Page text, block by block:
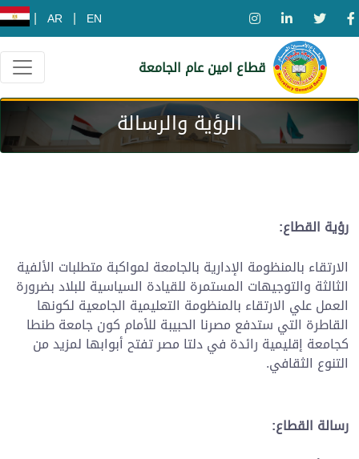
EN
AR
قطاع امين عام الجامعة
الرؤية والرسالة
رؤية القطاع:
الارتقاء بالمنظومة الإدارية بالجامعة لمواكبة متطلبات الألفية
الثالثة والتوجيهات المستمرة للقيادة السياسية للبلاد بضرورة
العمل علي الارتقاء بالمنظومة التعليمية الجامعية لكونها
القاطرة التي ستدفع مصرنا الحبيبة للأمام كون جامعة طنطا
كجامعة إقليمية رائدة في دلتا مصر تفتح أبوابها لمزيد من
التنوع الثقافي.
رسالة القطاع: